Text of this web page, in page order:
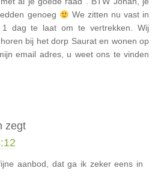
genoeg
We zitten nu vast in
1 dag te laat om te vertrekken. Wij
bij het dorp Saurat en wonen op
email adres, u weet ons te vinden
zegt
aanbod, dat ga ik zeker eens in